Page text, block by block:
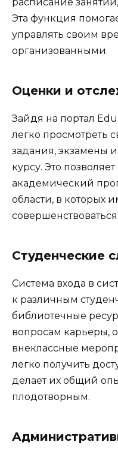
Эта функция
управлять своим
организованными.
Оценки и
Зайдя на портал
легко просмотреть
задания, экзамены
курсу. Это
академический
области, в которых
совершенствоваться.
Студенческие
Система входа в
к различным
библиотечные
вопросам карьеры,
внеклассные
легко получить
делает их общий
плодотворным.